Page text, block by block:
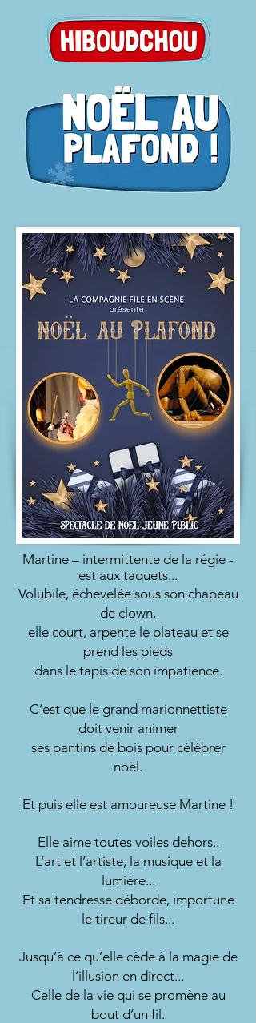
Martine – intermittente de la régie -
est aux taquets...
Volubile, échevelée sous son chapeau
de clown,
elle court, arpente le plateau et se
prend les pieds
dans le tapis de son impatience.
C’est que le grand marionnettiste
doit venir animer
ses pantins de bois pour célébrer
noël.
Et puis elle est amoureuse Martine !
Elle aime toutes voiles dehors..
L’art et l’artiste, la musique et la
lumière...
Et sa tendresse déborde, importune
le tireur de fils...
Jusqu’à ce qu’elle cède à la magie de
l’illusion en direct...
Celle de la vie qui se promène au
bout d’un fil.